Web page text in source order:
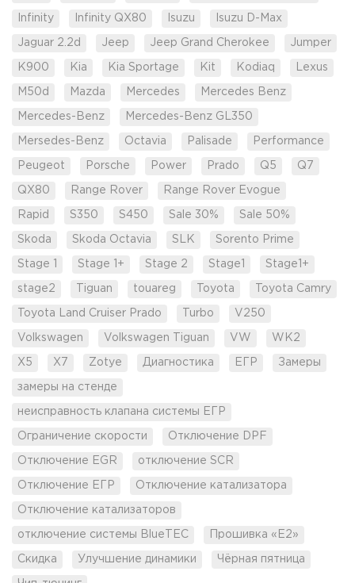
Infinity Infinity QX80 Isuzu Isuzu D-Max
Jaguar 2.2d Jeep Jeep Grand Cherokee Jumper
K900 Kia Kia Sportage Kit Kodiaq Lexus
M50d Mazda Mercedes Mercedes Benz
Mercedes-Benz Mercedes-Benz GL350
Mersedes-Benz Octavia Palisade Performance
Peugeot Porsche Power Prado Q5 Q7
QX80 Range Rover Range Rover Evogue
Rapid S350 S450 Sale 30% Sale 50%
Skoda Skoda Octavia SLK Sorento Prime
Stage 1 Stage 1+ Stage 2 Stage1 Stage1+
stage2 Tiguan touareg Toyota Toyota Camry
Toyota Land Cruiser Prado Turbo V250
Volkswagen Volkswagen Tiguan VW WK2
X5 X7 Zotye Диагностика ЕГР Замеры
замеры на стенде
неисправность клапана системы ЕГР
Ограничение скорости Отключение DPF
Отключение EGR отключение SCR
Отключение ЕГР Отключение катализатора
Отключение катализаторов
отключение системы BlueTEC Прошивка «Е2»
Скидка Улучшение динамики Чёрная пятница